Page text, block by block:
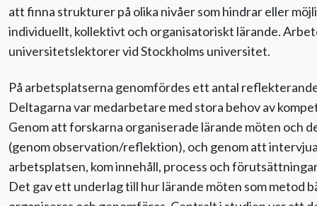
att finna strukturer på olika nivåer som hindrar eller
individuellt, kollektivt och organisatoriskt lärande.
universitetslektorer vid Stockholms universitet.
På arbetsplatserna genomfördes ett antal
Deltagarna var medarbetare med stora behov av
Genom att forskarna organiserade lärande möten och
(genom observation/reflektion), och genom att
arbetsplatsen, kom innehåll, process och
Det gav ett underlag till hur lärande möten som metod